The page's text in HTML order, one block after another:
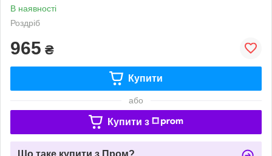
В наявності
Роздріб
965 ₴
Купити
або
Купити з
Що таке купити з Пром?